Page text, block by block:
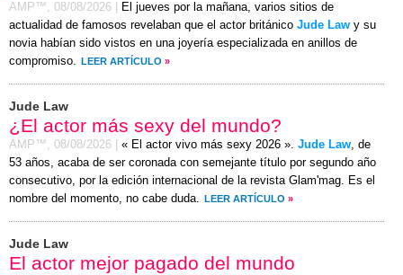
AMP™, 08/08/2026
El jueves por la mañana, varios sitios de
actualidad de famosos revelaban que el actor británico Jude Law y su
novia habían sido vistos en una joyería especializada en anillos de
compromiso. LEER ARTÍCULO »
Jude Law
¿El actor más sexy del mundo?
AMP™, 08/08/2026 « El actor vivo más sexy 2026 ». Jude Law, de
53 años, acaba de ser coronada con semejante título por segundo año
consecutivo, por la edición internacional de la revista Glam'mag. Es el
nombre del momento, no cabe duda. LEER ARTÍCULO »
Jude Law
El actor mejor pagado del mundo